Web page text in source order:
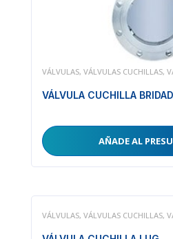
VÁLVULAS, VÁLVULAS CUCHILLAS,
VÁLVULA CUCHILLA
AÑADE AL
VÁLVULAS, VÁLVULAS CUCHILLAS,